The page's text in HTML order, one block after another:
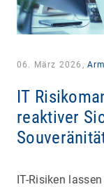
06. März 2026,
IT
reaktiver
IT-Risiken